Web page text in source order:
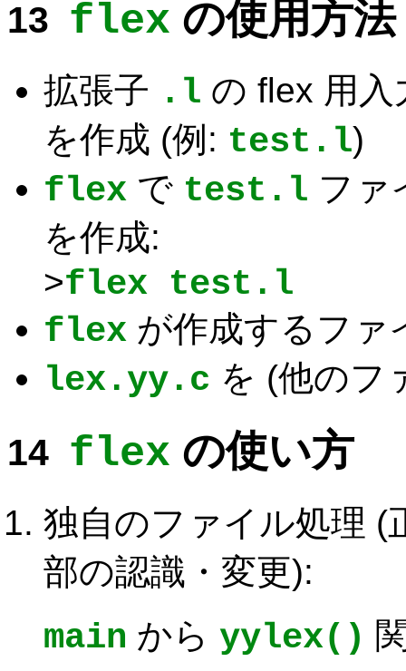
flex の使用方法
拡張子 .l の flex 用
を作成 (例: test.l)
flex で test.l ファ
を作成:
>flex test.l
flex が作成するフ
lex.yy.c を (他のフ
flex の使い方
独自のファイル処理 (
部の認識・変更):
main から yylex()